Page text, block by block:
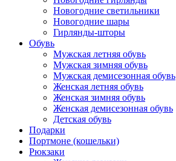
Новогодние светильники
Новогодние шары
Гирлянды-шторы
Обувь
Мужская летняя обувь
Мужская зимняя обувь
Мужская демисезонная обувь
Женская летняя обувь
Женская зимняя обувь
Женская демисезонная обувь
Детская обувь
Подарки
Портмоне (кошельки)
Рюкзаки